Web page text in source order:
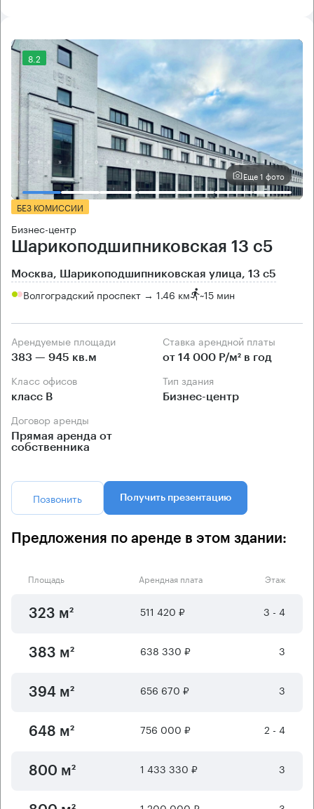
8.2
Еще 1 фото
БЕЗ КОМИССИИ
Бизнес-центр
Шарикоподшипниковская 13 с5
Москва, Шарикоподшипниковская улица, 13 с5
Волгоградский проспект → 1.46 км ~15 мин
Арендуемые площади
383 — 945 кв.м
Ставка арендной платы
от 14 000 Р/м² в год
Класс офисов
класс B
Тип здания
Бизнес-центр
Договор аренды
Прямая аренда от
собственника
Позвонить Получить презентацию
Предложения по аренде в этом здании:
Площадь Арендная плата Этаж
323 м² 511 420 ₽ 3 - 4
383 м² 638 330 ₽ 3
394 м² 656 670 ₽ 3
648 м² 756 000 ₽ 2 - 4
800 м² 1 433 330 ₽ 3